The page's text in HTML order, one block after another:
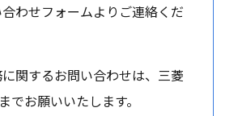
わせフォームよりご連絡くだ
関するお問い合わせは、三菱
でお願いいたします。